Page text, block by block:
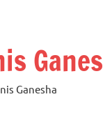
Ganesha